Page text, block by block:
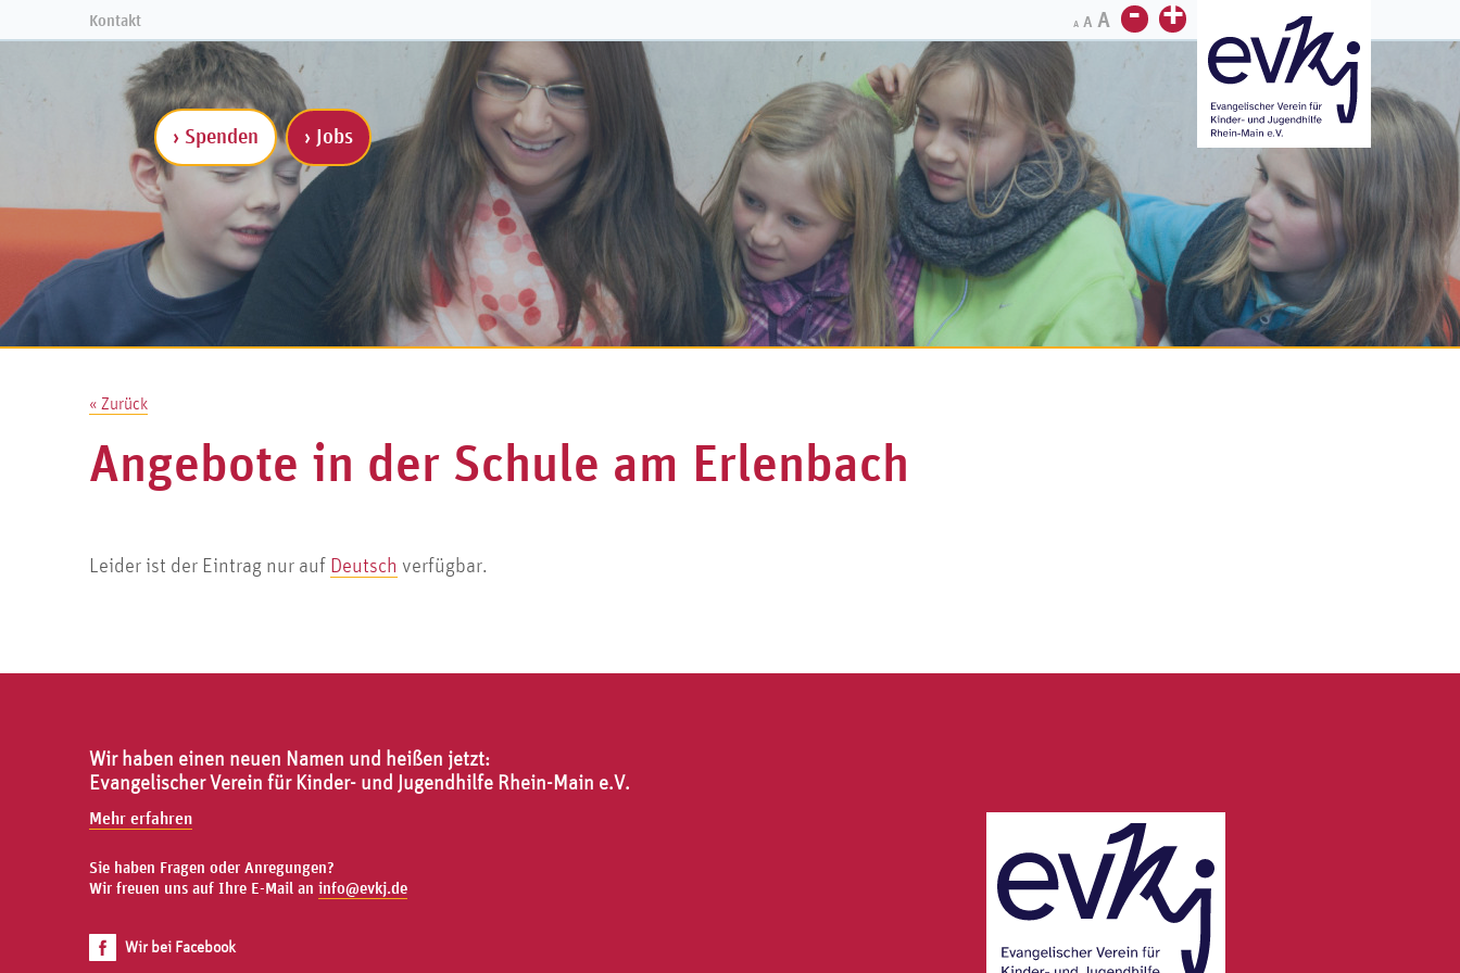
Kontakt +
-
A A A
› Spenden › Jobs
« Zurück
Angebote in der Schule am Erlenbach
Leider ist der Eintrag nur auf Deutsch verfügbar.
Wir haben einen neuen Namen und heißen jetzt:
Evangelischer Verein für Kinder- und Jugendhilfe Rhein-Main e.V.
Mehr erfahren
Sie haben Fragen oder Anregungen?
Wir freuen uns auf Ihre E-Mail an info@evkj.de
Wir bei Facebook